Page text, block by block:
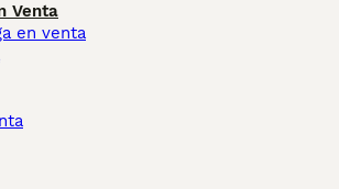
Venta
en venta